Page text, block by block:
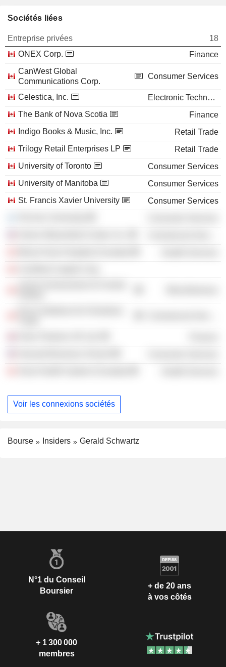
Sociétés liées
Entreprise privées
18
ONEX Corp.
Finance
CanWest Global
Communications Corp.
Consumer Services
Celestica, Inc.
Electronic Technology
The Bank of Nova Scotia
Finance
Indigo Books & Music, Inc.
Retail Trade
Trilogy Retail Enterprises LP
Retail Trade
University of Toronto
Consumer Services
University of Manitoba
Consumer Services
St. Francis Xavier University
Consumer Services
Voir les connexions sociétés
Bourse Insiders Gerald Schwartz
N°1 du Conseil
Boursier
+ de 20 ans
à vos côtés
+ 1 300 000
membres